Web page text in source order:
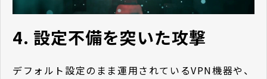
4. 設定不備を突いた攻撃
デフォルト設定のまま運用されているVPN機器や、